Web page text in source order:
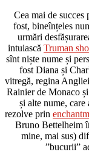
Cea mai de succes
fost, bineînțeles
urmări
intuiască Truman
sînt niște nume și
fost Diana și
vitregă, regina
Rainier de Monaco
și alte nume, care
rezolve prin
Bruno Bettelheim
mine, mai sus)
”bucurii”